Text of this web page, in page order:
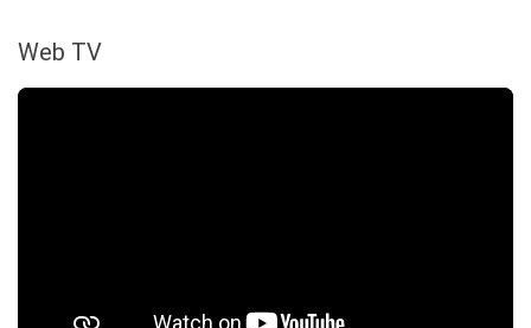
Web TV